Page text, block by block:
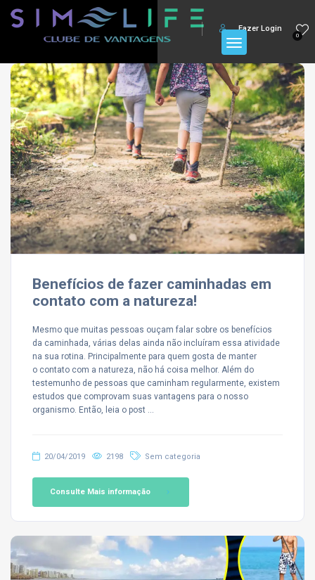
0
Fazer Login
Benefícios de fazer caminhadas em
contato com a natureza!
Mesmo que muitas pessoas ouçam falar sobre os benefícios
da caminhada, várias delas ainda não incluíram essa atividade
na sua rotina. Principalmente para quem gosta de manter
o contato com a natureza, não há coisa melhor. Além do
testemunho de pessoas que caminham regularmente, existem
estudos que comprovam suas vantagens para o nosso
organismo. Então, leia o post …
20/04/2019 2198 Sem categoria
Consulte Mais informação